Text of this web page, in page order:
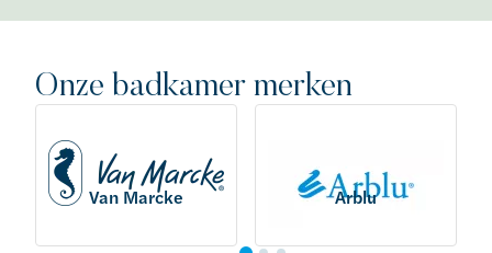
Onze badkamer merken
Van Marcke Arblu